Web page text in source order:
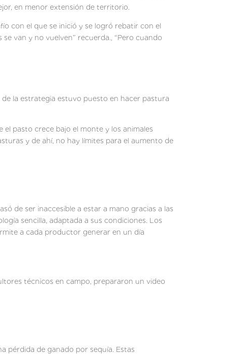
en menor extensión de territorio.
con el que se inició y se logró rebatir con el
van y no vuelven” recuerda., “Pero cuando
la estrategia estuvo puesto en hacer pastura
la comunidad.
pasto crece bajo el monte y los animales
y de ahí, no hay límites para el aumento de
de ser inaccesible a estar a mano gracias a las
sencilla, adaptada a sus condiciones. Los
a cada productor generar en un día
técnicos en campo, prepararon un video
pérdida de ganado por sequía. Estas